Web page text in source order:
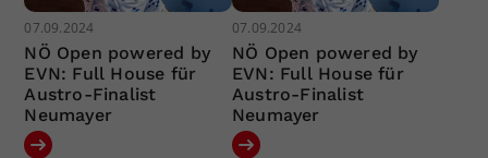
07.09.2024
NÖ Open powered by
EVN: Full House für
Austro-Finalist
Neumayer
07.09.2024
NÖ Open powered by
EVN: Full House für
Austro-Finalist
Neumayer